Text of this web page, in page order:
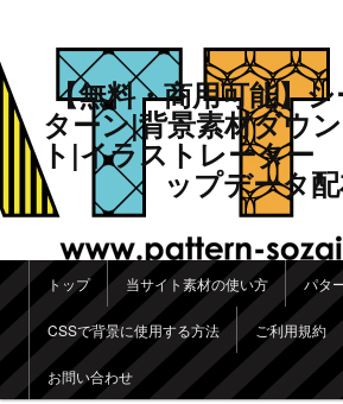
【無料・商用可能】
ターン|背景素材ダウ
ト|イラストレーター
ップデータ
メインメニュー
メインコンテンツへ移動
サブコンテンツへ移動
トップ 当サイト素材の使い方 パタ
CSSで背景に使用する方法 ご利用規約
お問い合わせ